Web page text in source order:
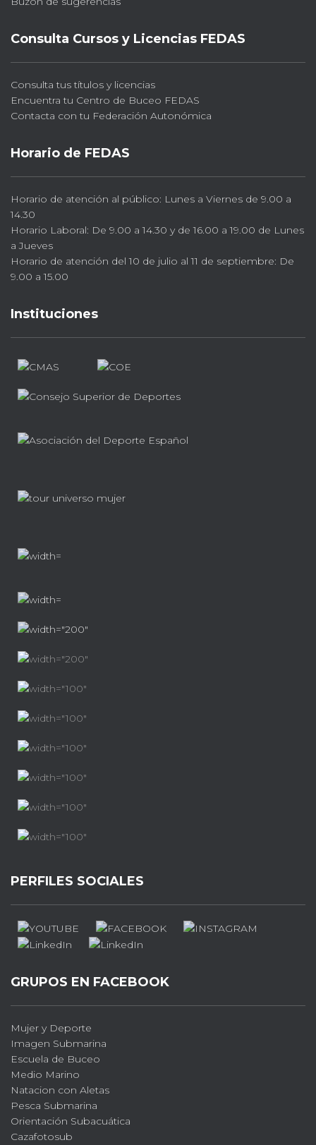
Consulta Cursos y Licencias FEDAS
Consulta tus títulos y licencias
Encuentra tu Centro de Buceo FEDAS
Contacta con tu Federación Autonómica
Horario de FEDAS
Horario de atención al público: Lunes a Viernes de 9.00 a
14.30
Horario Laboral: De 9.00 a 14.30 y de 16.00 a 19.00 de Lunes
a Jueves
Horario de atención del 10 de julio al 11 de septiembre: De
9.00 a 15.00
Instituciones
PERFILES SOCIALES
GRUPOS EN FACEBOOK
Mujer y Deporte
Imagen Submarina
Escuela de Buceo
Medio Marino
Natacion con Aletas
Pesca Submarina
Orientación Subacuática
Cazafotosub